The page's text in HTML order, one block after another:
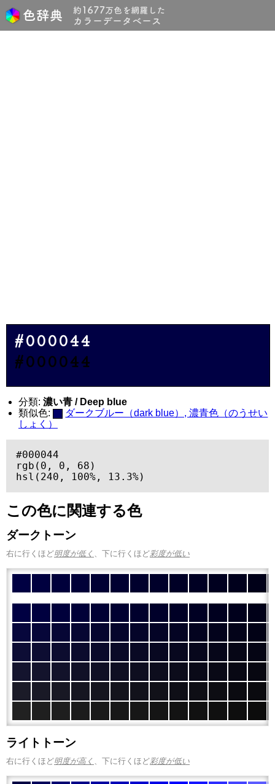
#000044
#000044
分類: 濃い青 / Deep blue
類似色:
ダークブルー（dark blue）, 濃青色（のうせい
しょく）
#000044
rgb(0, 0, 68)
hsl(240, 100%, 13.3%)
この色に関連する色
ダークトーン
右に行くほど明度が低く 、下に行くほど彩度が低い
ライトトーン
右に行くほど明度が高く 、下に行くほど彩度が低い